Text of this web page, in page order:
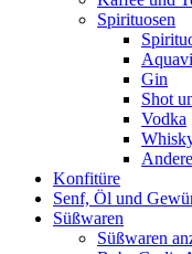
Spirituosen
Gin
Shot
Vodka
Konfitüre
Senf, Öl und
Süßwaren
Süßwaren